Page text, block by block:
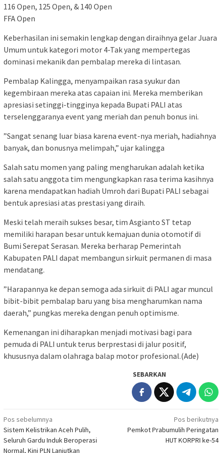
​116 Open, 125 Open, & 140 Open
​FFA Open
​Keberhasilan ini semakin lengkap dengan diraihnya gelar Juara
Umum untuk kategori motor 4-Tak yang mempertegas
dominasi mekanik dan pembalap mereka di lintasan.
Pembalap Kalingga, menyampaikan rasa syukur dan
kegembiraan mereka atas capaian ini. Mereka memberikan
apresiasi setinggi-tingginya kepada Bupati PALI atas
terselenggaranya event yang meriah dan penuh bonus ini.
​”Sangat senang luar biasa karena event-nya meriah, hadiahnya
banyak, dan bonusnya melimpah,” ujar kalingga
​Salah satu momen yang paling mengharukan adalah ketika
salah satu anggota tim mengungkapkan rasa terima kasihnya
karena mendapatkan hadiah Umroh dari Bupati PALI sebagai
bentuk apresiasi atas prestasi yang diraih.
​Meski telah meraih sukses besar, tim Asgianto ST tetap
memiliki harapan besar untuk kemajuan dunia otomotif di
Bumi Serepat Serasan. Mereka berharap Pemerintah
Kabupaten PALI dapat membangun sirkuit permanen di masa
mendatang.
​”Harapannya ke depan semoga ada sirkuit di PALI agar muncul
bibit-bibit pembalap baru yang bisa mengharumkan nama
daerah,” pungkas mereka dengan penuh optimisme.
Kemenangan ini diharapkan menjadi motivasi bagi para
pemuda di PALI untuk terus berprestasi di jalur positif,
khususnya dalam olahraga balap motor profesional.(Ade)
SEBARKAN
Navigasi
pos
Pos sebelumnya
Sistem Kelistrikan Aceh Pulih,
Seluruh Gardu Induk Beroperasi
Normal, Kini PLN Lanjutkan
Pos berikutnya
Pemkot Prabumulih Peringatan
HUT KORPRI ke-54